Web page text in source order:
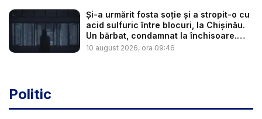
Și-a urmărit fosta soție și a stropit-o cu
acid sulfuric între blocuri, la Chișinău.
Un bărbat, condamnat la închisoare.
Ce...
10 august 2026, ora 09:46
Politic